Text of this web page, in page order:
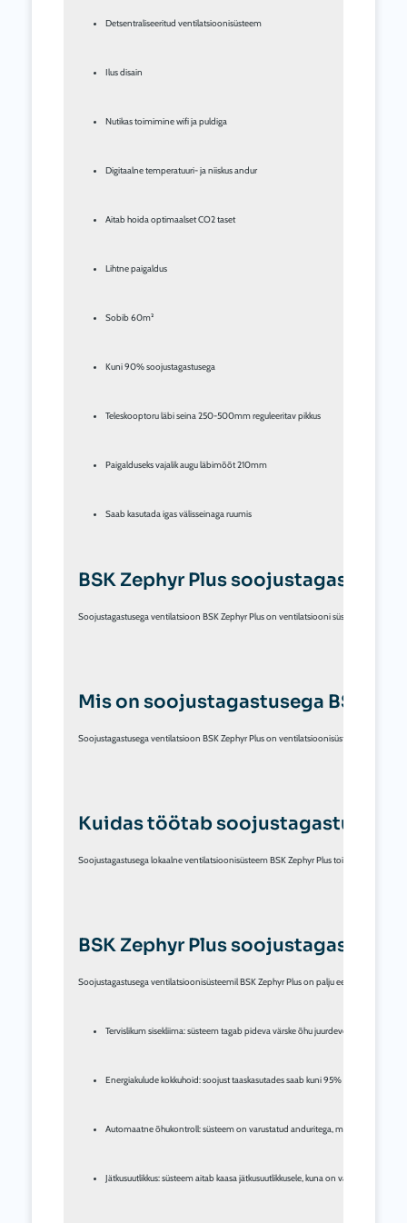
Detsentraliseeritud ventilatsioonisüsteem
Ilus disain
Nutikas toimimine wifi ja puldiga
Digitaalne temperatuuri- ja niiskus andur
Aitab hoida optimaalset CO2 taset
Lihtne paigaldus
Sobib 60m²
Kuni 90% soojustagastusega
Teleskooptoru läbi seina 250-500mm reguleeritav pikkus
Paigalduseks vajalik augu läbimõõt 210mm
Saab kasutada igas välisseinaga ruumis
BSK Zephyr Plus
Soojustagastusega ventilatsioon BSK Zephyr Plus on ventilatsiooni süsteem, mis
Mis on soojustagastusega BSK
Soojustagastusega ventilatsioon BSK Zephyr Plus on ventilatsioonisüsteem, mis
Kuidas töötab soojustagastusega
Soojustagastusega lokaalne ventilatsioonisüsteem BSK Zephyr Plus toimib järgmiselt.
BSK Zephyr Plus
Tervislikum sisekliima: süsteem tagab pideva värske õhu juurdevoolu ja samal
Energiakulude kokkuhoid: soojust taaskasutades saab kuni 95% soojusest
Automaatne õhukontroll: süsteem on varustatud anduritega, mis mõõdavad
Jätkusuutlikkus: süsteem aitab kaasa jätkusuutlikkusele, kuna on vaja vähem